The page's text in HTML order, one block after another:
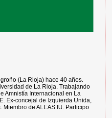
(La Rioja) hace 40 años.
de La Rioja. Trabajando
Amnistía Internacional en La
Ex-concejal de Izquierda Unida,
Miembro de ALEAS IU. Participo